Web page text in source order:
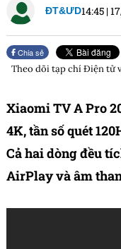
ĐT&ƯD14:45 |
Chia sẻ
Theo dõi tạp chíĐiện tử
Xiaomi TV A Pro
4K, tần số quét
Cả hai dòng đều
AirPlay và âm